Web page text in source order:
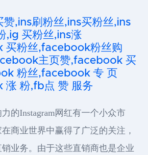
赞,ins刷粉丝,ins买粉丝,ins
,ig 买粉丝,ins涨
买粉丝,facebook粉丝购
主页赞,facebook 买
粉丝,facebook 专 页
涨 粉,fb点 赞 服务
的Instagram网红有一个小众市
商业世界中赢得了广泛的关注，
业务。由于这些直销商也是企业